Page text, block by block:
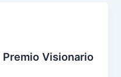
Visionario